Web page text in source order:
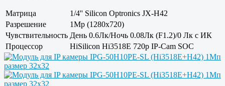
Матрица
1/4'' Silicon Optronics JX-H42
Разрешение
1Mp (1280x720)
Чувствительность День 0.6Лк/Ночь 0.08Лк (F1.2)/0 Лк с ИК
Процессор
HiSilicon Hi3518E 720p IP-Cam SOC